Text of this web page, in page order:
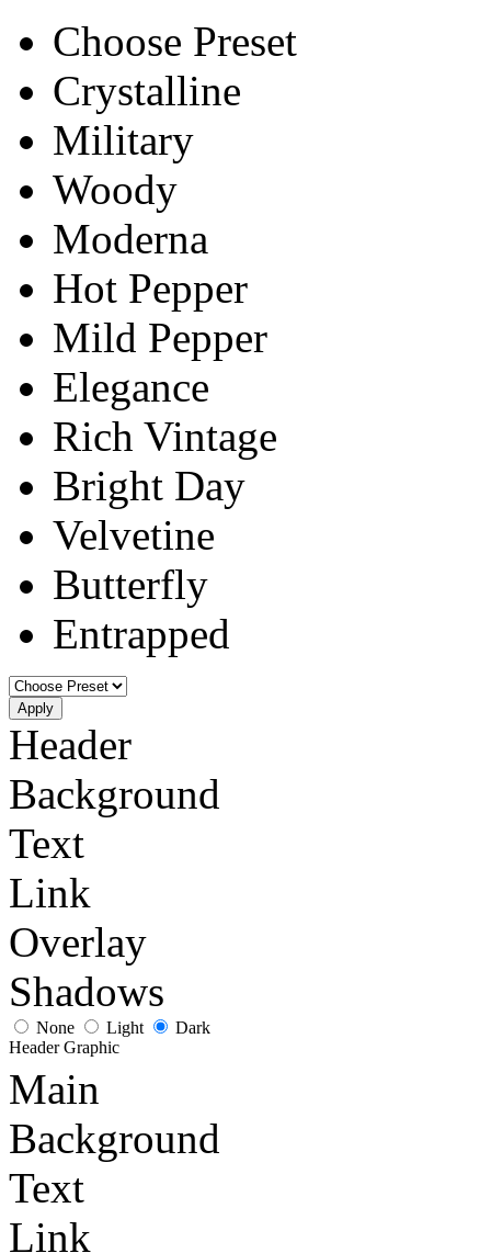
Choose Preset
Crystalline
Military
Woody
Moderna
Hot Pepper
Mild Pepper
Elegance
Rich Vintage
Bright Day
Velvetine
Butterfly
Entrapped
Apply
Header
Background
Text
Link
Overlay
Shadows
None Light
Dark
Header Graphic
Main
Background
Text
Link